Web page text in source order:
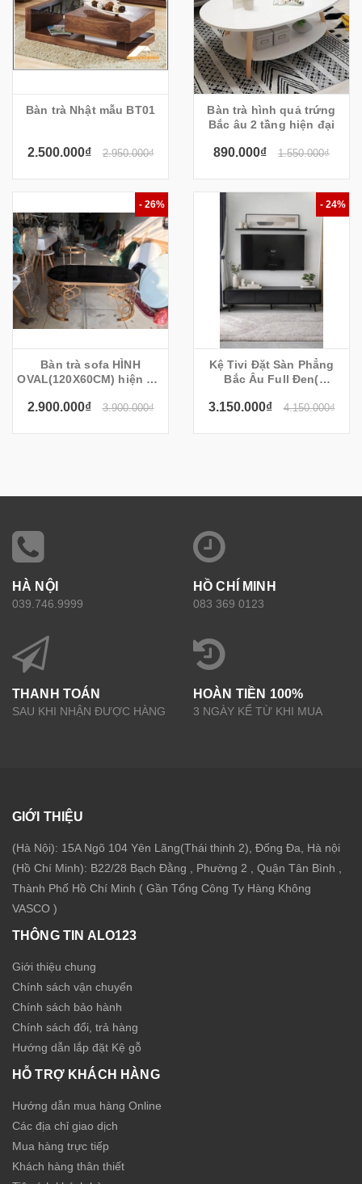
Bàn trà Nhật mẫu BT01
2.500.000₫ 2.950.000₫
Bàn trà hình quả trứng
Bắc âu 2 tầng hiện đại
890.000₫ 1.550.000₫
- 26%
Bàn trà sofa HÌNH
OVAL(120X60CM) hiện đại
2.900.000₫ 3.900.000₫
- 24%
Kệ Tivi Đặt Sàn Phẳng
Bắc Âu Full Đen(
3.150.000₫ 4.150.000₫
HÀ NỘI
039.746.9999
HỒ CHÍ MINH
083 369 0123
THANH TOÁN
SAU KHI NHẬN ĐƯỢC HÀNG
HOÀN TIỀN 100%
3 NGÀY KỂ TỪ KHI MUA
GIỚI THIỆU
(Hà Nội): 15A Ngõ 104 Yên Lãng(Thái thịnh 2), Đống Đa, Hà nội
(Hồ Chí Minh): B22/28 Bạch Đằng , Phường 2 , Quận Tân Bình ,
Thành Phố Hồ Chí Minh ( Gần Tổng Công Ty Hàng Không
VASCO )
THÔNG TIN ALO123
Giới thiệu chung
Chính sách vận chuyển
Chính sách bảo hành
Chính sách đổi, trả hàng
Hướng dẫn lắp đặt Kệ gỗ
HỖ TRỢ KHÁCH HÀNG
Hướng dẫn mua hàng Online
Các địa chỉ giao dịch
Mua hàng trực tiếp
Khách hàng thân thiết